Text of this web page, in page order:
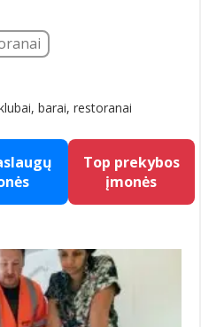
barai, restoranai
Top prekybos
įmonės